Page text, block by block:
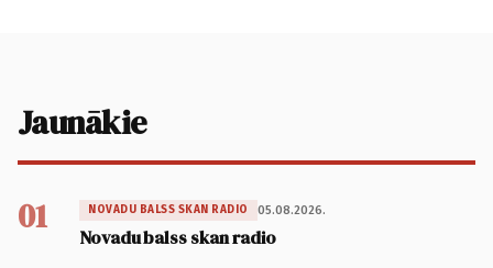
Jaunākie
01 NOVADU BALSS SKAN RADIO 05.08.2026.
Novadu balss skan radio